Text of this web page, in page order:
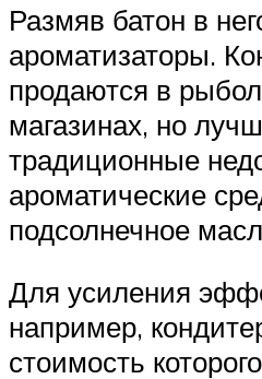
Размяв батон в
ароматизаторы.
продаются в
магазинах, но
традиционные
ароматические
подсолнечное
Для усиления
например,
стоимость